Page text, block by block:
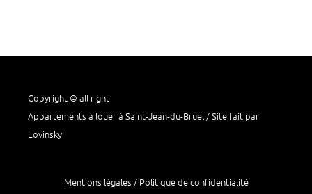
Copyright © all right
Appartements à louer à Saint-Jean-du-Bruel / Site fait par
Lovinsky
Mentions légales / Politique de confidentialité